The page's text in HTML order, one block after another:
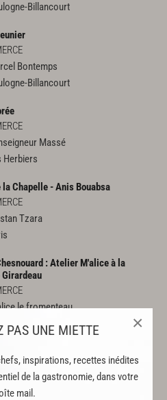
PAS UNE MIETTE
inspirations, recettes inédites
de la gastronomie, dans votre
mail.
×
Billancourt
Bontemps
Billancourt
Massé
Herbiers
la Chapelle - Anis Bouabsa
Tzara
: Atelier M'alice à la
le fromenteau
l'artisanat et des m